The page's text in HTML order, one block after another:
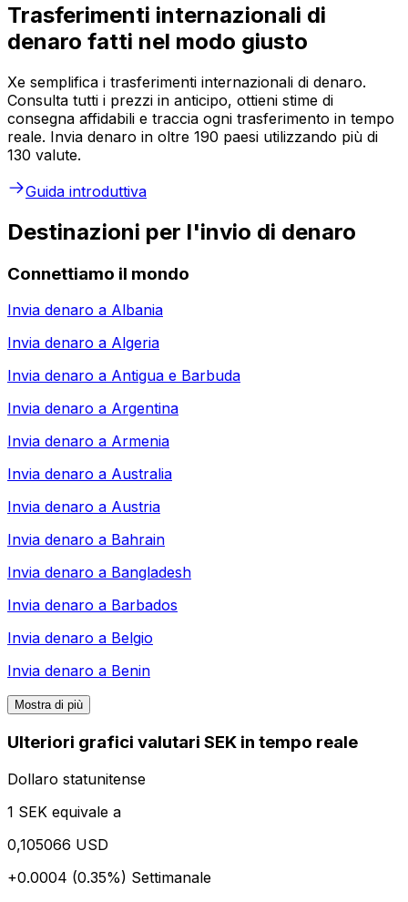
Trasferimenti internazionali di
denaro fatti nel modo giusto
Xe semplifica i trasferimenti internazionali di denaro.
Consulta tutti i prezzi in anticipo, ottieni stime di
consegna affidabili e traccia ogni trasferimento in tempo
reale. Invia denaro in oltre 190 paesi utilizzando più di
130 valute.
Guida introduttiva
Destinazioni per l'invio di denaro
Connettiamo il mondo
Invia denaro a Albania
Invia denaro a Algeria
Invia denaro a Antigua e Barbuda
Invia denaro a Argentina
Invia denaro a Armenia
Invia denaro a Australia
Invia denaro a Austria
Invia denaro a Bahrain
Invia denaro a Bangladesh
Invia denaro a Barbados
Invia denaro a Belgio
Invia denaro a Benin
Mostra di più
Ulteriori grafici valutari SEK in tempo reale
Dollaro statunitense
1 SEK equivale a
0,105066 USD
+0.0004 (0.35%) Settimanale